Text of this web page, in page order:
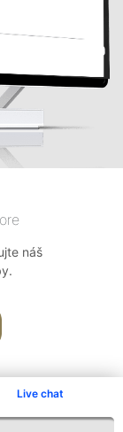
Live chat
náš